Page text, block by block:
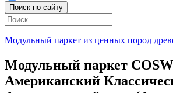
Поиск по сайту
Модульный паркет из ценных пород
Модульный паркет
Американский